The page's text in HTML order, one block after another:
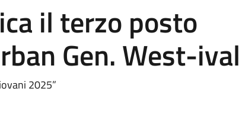
il terzo posto
Gen. West-ival
2025”